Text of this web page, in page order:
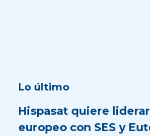
Lo último
Hispasat quiere
europeo con SES y